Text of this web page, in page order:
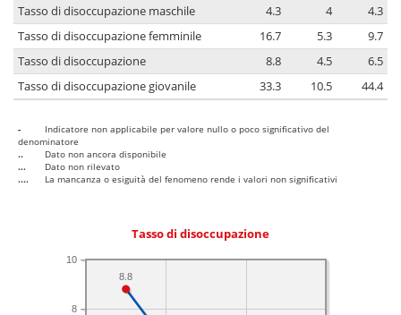
Tasso di disoccupazione maschile 4.3 4
4.3
Tasso di disoccupazione femminile
16.7 5.3
9.7
Tasso di disoccupazione
8.8 4.5
6.5
Tasso di disoccupazione giovanile
33.3 10.5 44.4
-
Indicatore non applicabile per valore nullo o poco significativo del
denominatore
..
Dato non ancora disponibile
...
Dato non rilevato
....
La mancanza o esiguità del fenomeno rende i valori non significativi
Tasso di disoccupazione
8
10
8.8